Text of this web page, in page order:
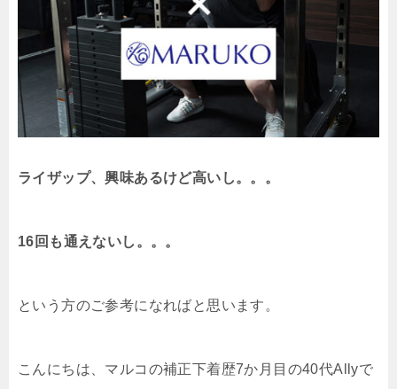
ライザップ、興味あるけど高いし。。。
16回も通えないし。。。
という方のご参考になればと思います。
こんにちは、マルコの補正下着歴7か月目の40代Allyで